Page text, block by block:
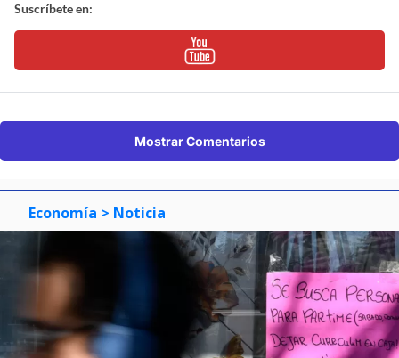
Suscríbete en:
Mostrar Comentarios
Economía > Noticia